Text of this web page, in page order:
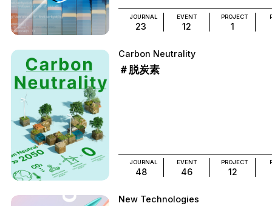
JOURNAL
23
EVENT
12
PROJECT
1
Carbon Neutrality
＃脱炭素
JOURNAL
48
EVENT
46
PROJECT
12
New Technologies